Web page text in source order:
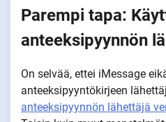
Parempi tapa:
anteeksipyynnön
On selvää, ettei iMessage
anteeksipyyntökirjeen
anteeksipyynnön lähettäjä